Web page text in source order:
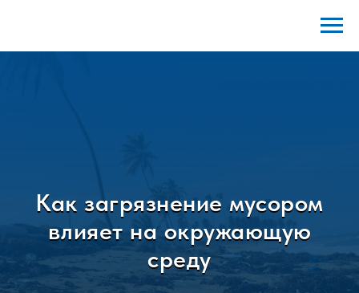
Как загрязнение мусором
влияет на окружающую
среду